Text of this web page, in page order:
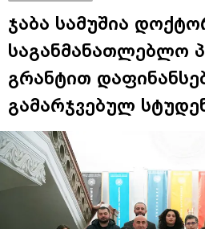
ჯაბა სამუშია
საგანმანათლებლო
გრანტით
გამარჯვებულ